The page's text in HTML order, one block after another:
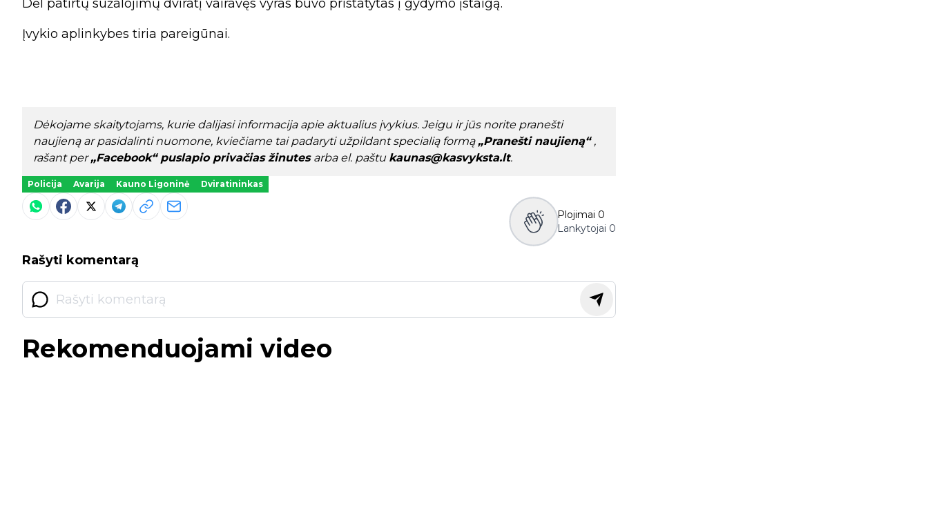
Dėl patirtų sužalojimų dviratį vairavęs vyras buvo pristatytas į gydymo įstaigą.
Įvykio aplinkybes tiria pareigūnai.
Dėkojame skaitytojams, kurie dalijasi informacija apie aktualius įvykius. Jeigu ir jūs norite pranešti
naujieną ar pasidalinti nuomone, kviečiame tai padaryti užpildant specialią formą „Pranešti naujieną“ ,
rašant per„Facebook“ puslapio privačias žinutes arba el. paštu kaunas@kasvyksta.lt.
Policija Avarija Kauno Ligoninė Dviratininkas
Plojimai 0
Lankytojai 0
Rašyti komentarą
Rekomenduojami video